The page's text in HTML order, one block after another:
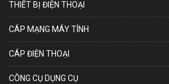
THIẾT BỊ ĐIỆN THOẠI
CÁP MẠNG MÁY TÍNH
CÁP ĐIỆN THOẠI
CÔNG CỤ DỤNG CỤ